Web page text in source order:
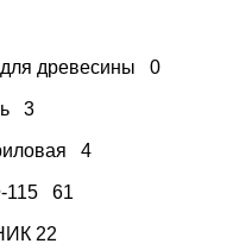
древесины 0
3
4
115 61
22